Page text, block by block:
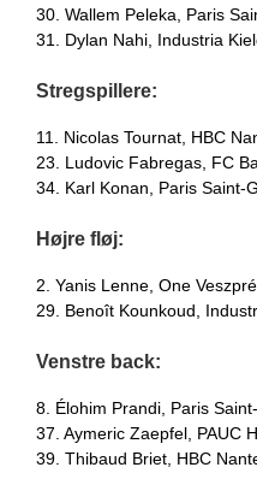
30. Wallem Peleka, Paris
31. Dylan Nahi, Industria
Stregspillere:
11. Nicolas Tournat, HBC
23. Ludovic Fabregas, FC
34. Karl Konan, Paris Saint-
Højre fløj:
2. Yanis Lenne, One
29. Benoît Kounkoud,
Venstre back:
8. Élohim Prandi, Paris
37. Aymeric Zaepfel, PAUC
39. Thibaud Briet, HBC